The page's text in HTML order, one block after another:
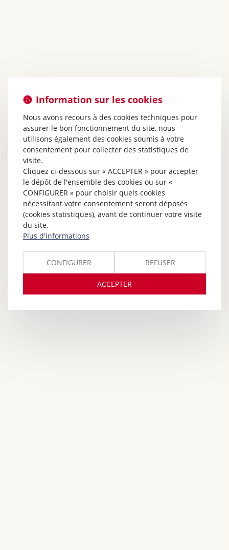
Information sur les cookies
Nous avons recours à des cookies techniques pour
assurer le bon fonctionnement du site, nous
utilisons également des cookies soumis à votre
consentement pour collecter des statistiques de
visite.
Cliquez ci-dessous sur « ACCEPTER » pour accepter
le dépôt de l'ensemble des cookies ou sur «
CONFIGURER » pour choisir quels cookies
nécessitant votre consentement seront déposés
(cookies statistiques), avant de continuer votre visite
du site.
Plus d'informations
CONFIGURER REFUSER
ACCEPTER